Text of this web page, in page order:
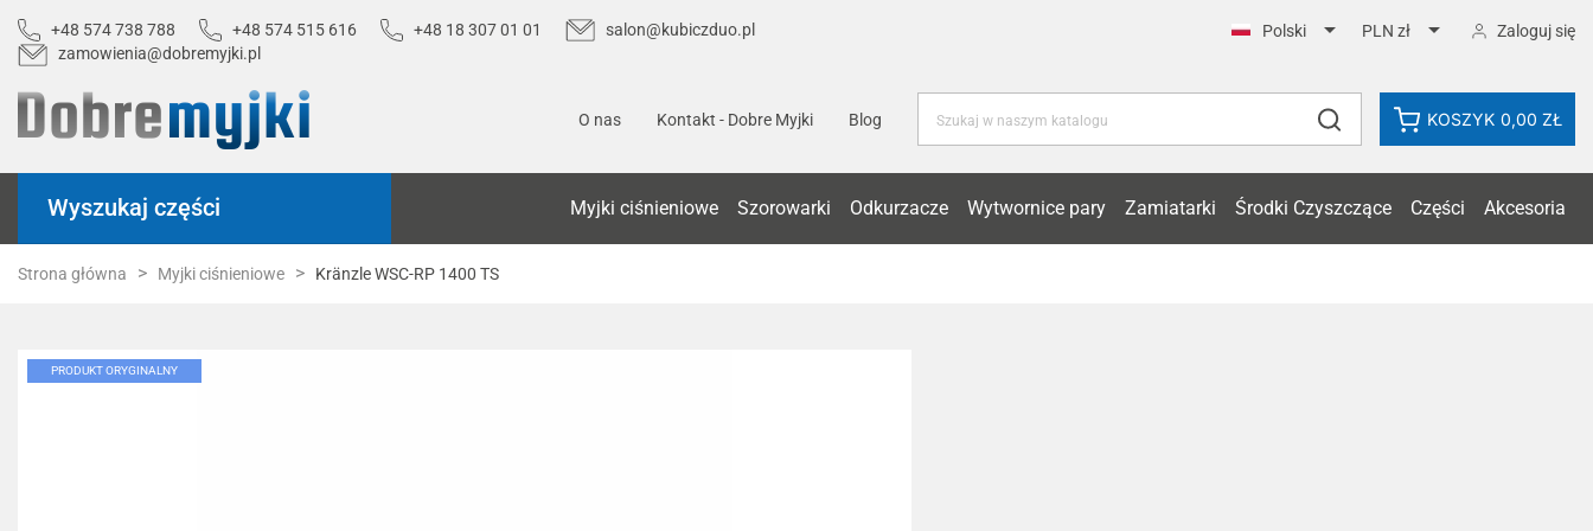
+48 574 738 788 +48 574 515 616 +48 18 307 01 01
salon@kubiczduo.pl
zamowienia@dobremyjki.pl
Polski  PLN zł  Zaloguj się
O nas Kontakt - Dobre Myjki Blog KOSZYK 0,00 ZŁ
Wyszukaj części Myjki ciśnieniowe Szorowarki Odkurzacze Wytwornice pary Zamiatarki Środki Czyszczące Części Akcesoria
Strona główna Myjki ciśnieniowe Kränzle WSC-RP 1400 TS
PRODUKT ORYGINALNY